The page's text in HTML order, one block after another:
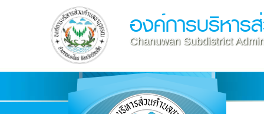
องค์การบริหาร
Chanuwan Subdistrict